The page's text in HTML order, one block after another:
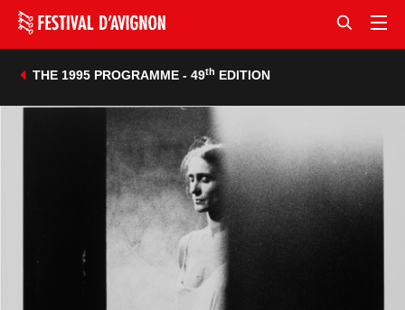
THE 1995 PROGRAMME - 49th EDITION